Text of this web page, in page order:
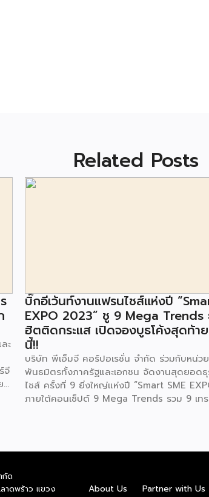
Related Posts
ะ
จี
บิ๊กอีเว้นท์งานแฟรนไชส์แห่งปี
EXPO 2023” ชู 9 Mega Trends
ฮิตติดกระแส เปิดจองบูธโค้งสุดท้า
นี้!!
บริษัท พีเอ็มจี คอร์ปอเรชั่น จำกัด ร่วมกับหน่ว
พันธมิตรทั้งภาครัฐและเอกชน จัดงานสุดยอด
ไชส์ ครั้งที่ 9 ยิ่งใหญ่แห่งปี “Smart SME
ภายใต้คอนเซ็ปต์ 9 Mega Trends รวม 9 เท
Health & Wellness Trends, E-
ระดับร่วม 250 บูธ ในงบลงทุนเริ่มต้นหลักพัน
กัด
าดพร้าว แขวง
About Us Partner with Us